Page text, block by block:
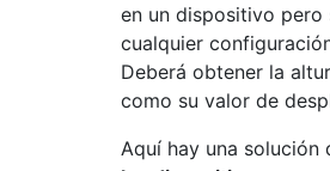
en un dispositivo pero
cualquier
Deberá obtener la
como su valor de
Aquí hay una solución